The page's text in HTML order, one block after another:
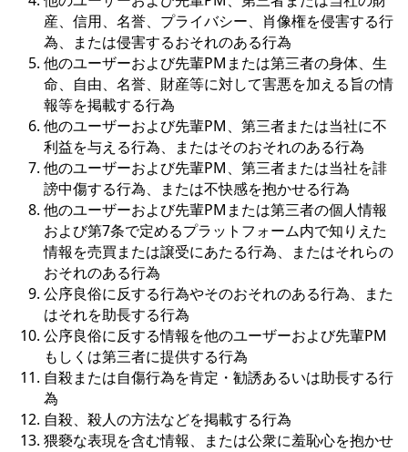
産、信用、名誉、プライバシー、肖像権を侵害する行
為、または侵害するおそれのある行為
他のユーザーおよび先輩PMまたは第三者の身体、生
命、自由、名誉、財産等に対して害悪を加える旨の情
報等を掲載する行為
他のユーザーおよび先輩PM、第三者または当社に不
利益を与える行為、またはそのおそれのある行為
他のユーザーおよび先輩PM、第三者または当社を誹
謗中傷する行為、または不快感を抱かせる行為
他のユーザーおよび先輩PMまたは第三者の個人情報
および第7条で定めるプラットフォーム内で知りえた
情報を売買または譲受にあたる行為、またはそれらの
おそれのある行為
公序良俗に反する行為やそのおそれのある行為、また
はそれを助長する行為
公序良俗に反する情報を他のユーザーおよび先輩PM
もしくは第三者に提供する行為
自殺または自傷行為を肯定・勧誘あるいは助長する行
為
自殺、殺人の方法などを掲載する行為
猥褻な表現を含む情報、または公衆に羞恥心を抱かせ